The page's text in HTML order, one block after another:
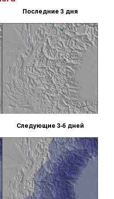
Последние 3 дня
Следующие 3-6 дней